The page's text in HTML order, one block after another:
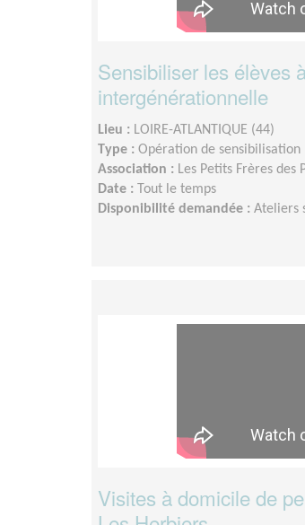
Sensibiliser les élèves
intergénérationnelle
Lieu : LOIRE-ATLANTIQUE (44)
Type : Opération de sensibilisation
Association : Les Petits Frères des
Date :
Tout le temps
Disponibilité demandée : Ateliers
Visites à domicile de